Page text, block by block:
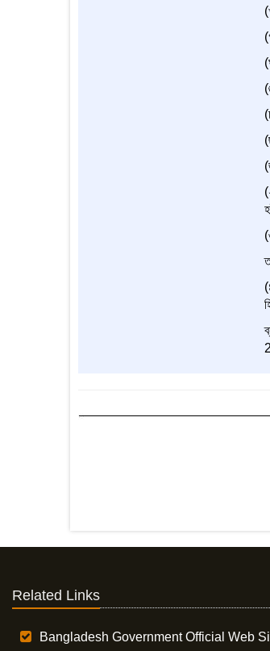
Related Links
Bangladesh Government Official Web